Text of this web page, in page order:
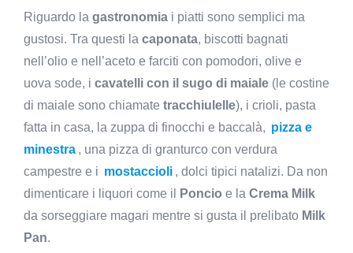
Riguardo la gastronomia i piatti sono semplici ma
gustosi. Tra questi la caponata, biscotti bagnati
nell’olio e nell’aceto e farciti con pomodori, olive e
uova sode, i cavatelli con il sugo di maiale (le costine
di maiale sono chiamate tracchiulelle), i crioli, pasta
fatta in casa, la zuppa di finocchi e baccalà, pizza e
minestra , una pizza di granturco con verdura
campestre e i mostaccioli , dolci tipici natalizi. Da non
dimenticare i liquori come il
Poncio e la Crema Milk
da sorseggiare magari mentre si gusta il prelibato Milk
Pan.